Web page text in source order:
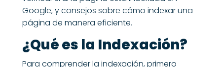
Google, y consejos sobre cómo indexar una
página de manera eficiente.
¿Qué es la Indexación?
Para comprender la indexación, primero